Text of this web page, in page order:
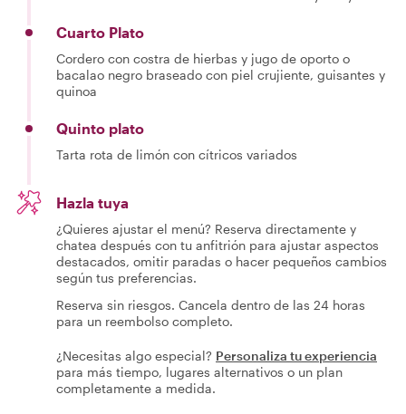
Cuarto Plato
Cordero con costra de hierbas y jugo de oporto o
bacalao negro braseado con piel crujiente, guisantes y
quinoa
Quinto plato
Tarta rota de limón con cítricos variados
Hazla tuya
¿Quieres ajustar el menú? Reserva directamente y
chatea después con tu anfitrión para ajustar aspectos
destacados, omitir paradas o hacer pequeños cambios
según tus preferencias.
Reserva sin riesgos. Cancela dentro de las 24 horas
para un reembolso completo.
¿Necesitas algo especial? Personaliza tu experiencia
para más tiempo, lugares alternativos o un plan
completamente a medida.